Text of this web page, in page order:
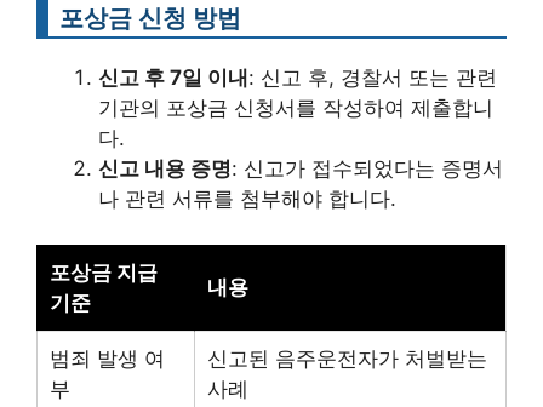
포상금 신청 방법
신고 후 7일 이내: 신고 후, 경찰서 또는 관련
기관의 포상금 신청서를 작성하여 제출합니
다.
신고 내용 증명: 신고가 접수되었다는 증명서
나 관련 서류를 첨부해야 합니다.
포상금 지급
기준
내용
범죄 발생 여
부
신고된 음주운전자가 처벌받는
사례